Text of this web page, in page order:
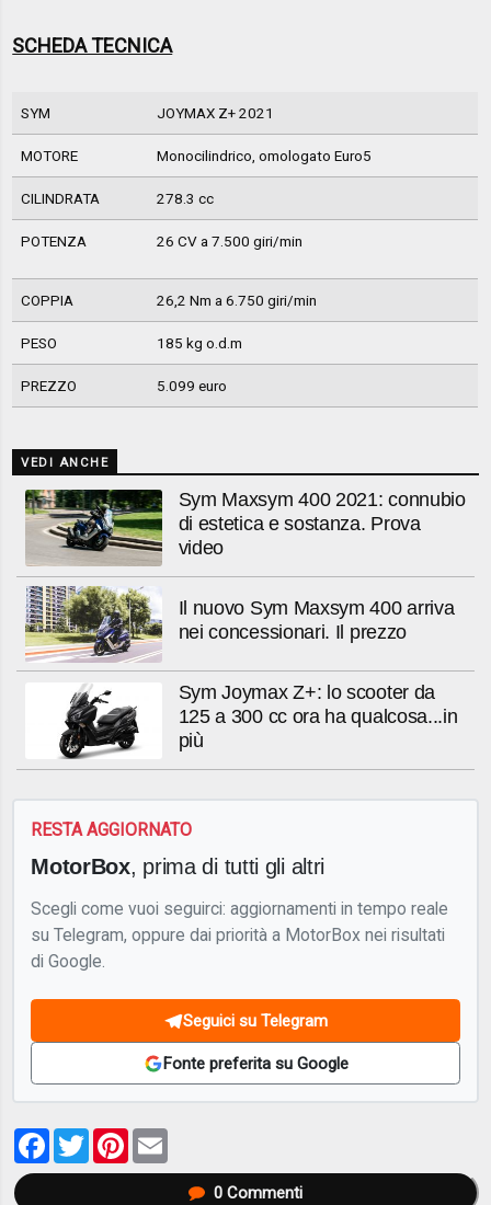
SCHEDA TECNICA
SYM JOYMAX Z+ 2021
MOTORE Monocilindrico, omologato Euro5
CILINDRATA 278.3 cc
POTENZA 26 CV a 7.500 giri/min
COPPIA 26,2 Nm a 6.750 giri/min
PESO 185 kg o.d.m
PREZZO 5.099 euro
VEDI ANCHE
Sym Maxsym 400 2021: connubio
di estetica e sostanza. Prova
video
Il nuovo Sym Maxsym 400 arriva
nei concessionari. Il prezzo
Sym Joymax Z+: lo scooter da
125 a 300 cc ora ha qualcosa...in
più
RESTA AGGIORNATO
MotorBox, prima di tutti gli altri
Scegli come vuoi seguirci: aggiornamenti in tempo reale
su Telegram, oppure dai priorità a MotorBox nei risultati
di Google.
Seguici su Telegram
Fonte preferita su Google
Facebook
TwitterPinterest
0Commenti